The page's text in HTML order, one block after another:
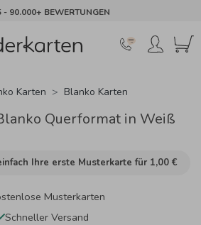
- 90.000+ BEWERTUNGEN
Karten Blanko Karten
Querformat in Weiß
Ihre erste Musterkarte für 1,00 €
Musterkarten
Schneller Versand